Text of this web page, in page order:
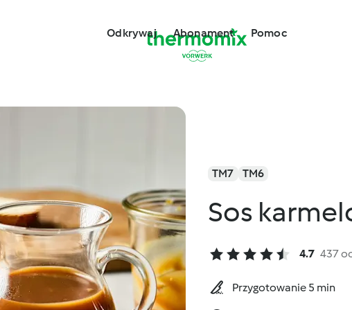
Odkrywaj Abonament Pomoc
TM7 TM6
Sos
4.7 437
Przygotowanie 5 min